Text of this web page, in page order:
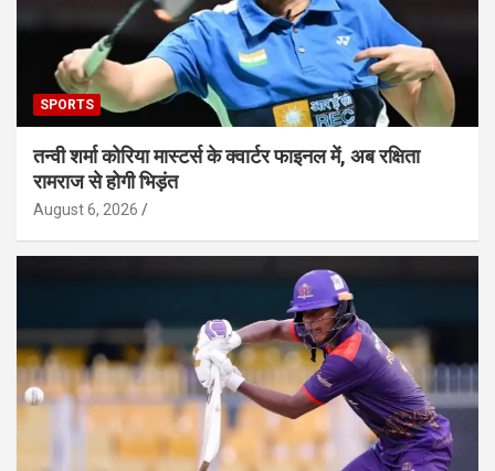
SPORTS
तन्वी शर्मा कोरिया मास्टर्स के क्वार्टर फाइनल में, अब रक्षिता
रामराज से होगी भिड़ंत
August 6, 2026